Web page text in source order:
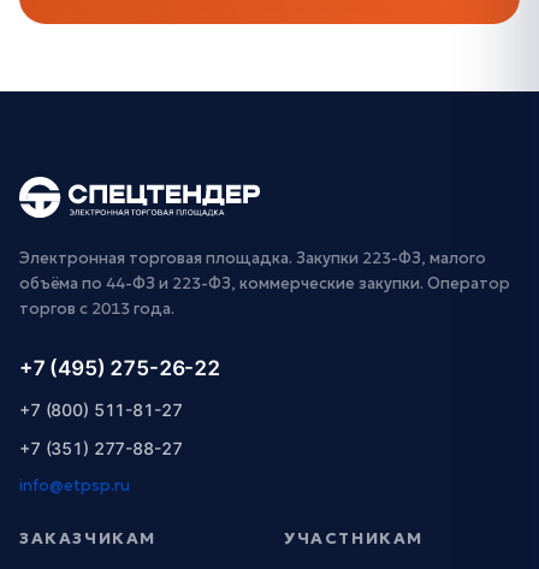
Электронная торговая площадка. Закупки 223-ФЗ, малого
объёма по 44-ФЗ и 223-ФЗ, коммерческие закупки. Оператор
торгов с 2013 года.
+7 (495) 275-26-22
+7 (800) 511-81-27
+7 (351) 277-88-27
info@etpsp.ru
ЗАКАЗЧИКАМ УЧАСТНИКАМ